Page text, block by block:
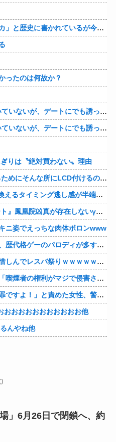
織田信雄って、「織田信雄はバカ」と歴史に書かれているが今まで家が残っているんでバカではないよな？
ったのは何故か？
【4/4】女房に明日の予定は聞いていないが、デートにでも誘ってみる。多分断られるはずだ。間男と会うからね。はいはいどうぞ思う存分お楽しみください。そのうち地獄に落してやるわ！
【1/4】女房に明日の予定は聞いていないが、デートにでも誘ってみる。多分断られるはずだ。間男と会うからね。はいはいどうぞ思う存分お楽しみください。そのうち地獄に落してやるわ！
りは〝絶対買わない〟理由
【PC電源】いったい誰に見せるためにそんな所にLCD付けるのかな
【AM4】さすがにDDR5へ乗り換えるタイミング逃し感が半端ない
『シュタインズ・ゲート リブート』鳳凰院凶真が存在しないγ（ガンマ）世界線が追加される
ニ姿でえっちな肉体ボロンwww
【動画】マーベルの新作格ゲー、歴代格ゲーのパロディが多すぎて話題にwwwwwww
【悲報】堀大輔さん、寝る間も惜しんでレスバ祭りｗｗｗｗｗｗｗｗｗｗｗｗｗｗｗｗｗｗｗｗｗｗｗｗ他
【物議】大物インフルエンサー「喫煙者の権利がマジで侵害されてる。いくら税金払ってるんだ」他
【悲報】人助け中の男性を「犯罪ですよ！」と責めた女性、警察が来た瞬間逃げる他
おおおおおおおおおおお他
んやね他
」6月26日で閉鎖へ、約